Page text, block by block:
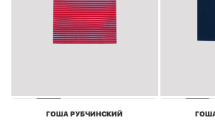
ГОША РУБЧИНСКИЙ